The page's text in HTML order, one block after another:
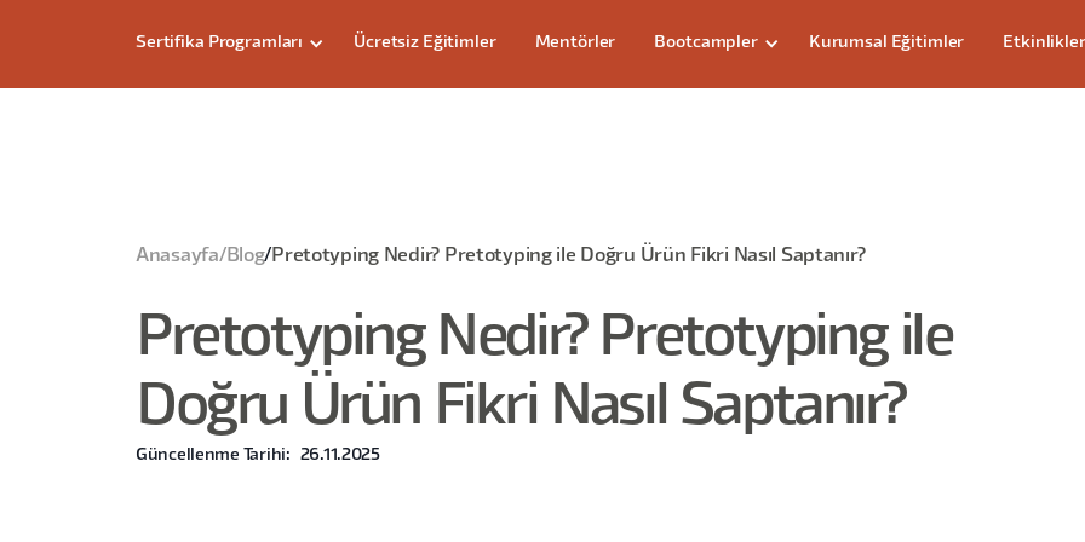
Sertifika Programları Ücretsiz Eğitimler Mentörler Bootcampler Kurumsal Eğitimler Etkinlikler
Anasayfa/ Blog/ Pretotyping Nedir? Pretotyping ile Doğru Ürün Fikri Nasıl Saptanır?
Pretotyping Nedir? Pretotyping ile
Doğru Ürün Fikri Nasıl Saptanır?
Güncellenme Tarihi: 26.11.2025